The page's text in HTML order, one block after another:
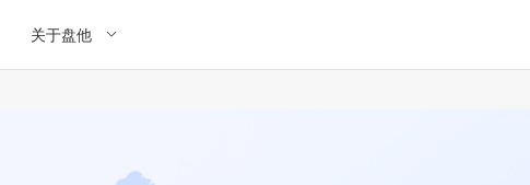
关于盘他